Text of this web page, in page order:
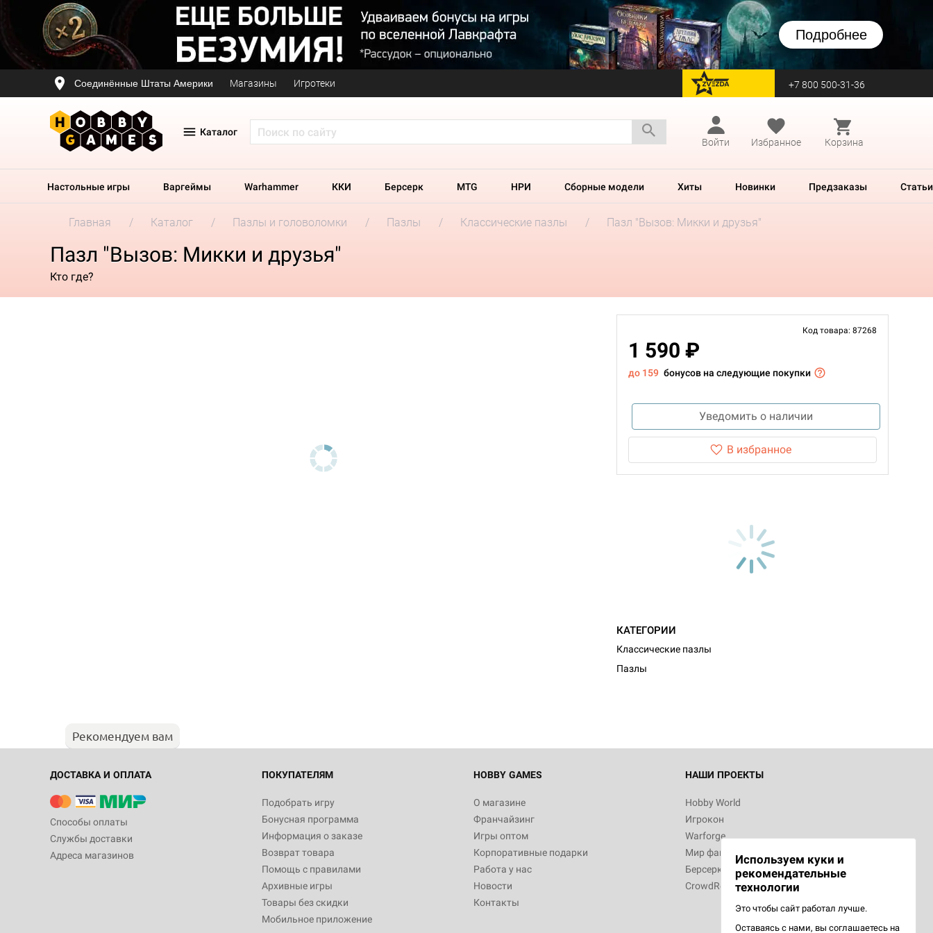
Подробнее
Соединённые Штаты Америки Магазины Игротеки перейти на Zvezda +7 800 500-31-36
Каталог
Войти
Избранное Корзина
Настольные игры Варгеймы Warhammer ККИ Берсерк MTG НРИ Сборные модели Хиты Новинки Предзаказы Статьи
Главная Каталог Пазлы и головоломки Пазлы Классические пазлы Пазл "Вызов: Микки и друзья"
Пазл "Вызов: Микки и друзья"
Кто где?
Код товара: 87268
1 590 ₽
до 159 бонусов на следующие покупки
Уведомить о наличии
В избранное
КАТЕГОРИИ
Классические пазлы
Пазлы
Рекомендуем вам
ДОСТАВКА И ОПЛАТА
Способы оплаты
Службы доставки
Адреса магазинов
ПОКУПАТЕЛЯМ
Подобрать игру
Бонусная программа
Информация о заказе
Возврат товара
Помощь с правилами
Архивные игры
Товары без скидки
Мобильное приложение
HOBBY GAMES
О магазине
Франчайзинг
Игры оптом
Корпоративные подарки
Работа у нас
Новости
Контакты
НАШИ ПРОЕКТЫ
Hobby World
Игрокон
Warforge
Мир фантастики
Берсерк
CrowdRepublic
Используем куки и
рекомендательные
технологии
Это чтобы сайт работал лучше.
Оставаясь с нами, вы соглашаетесь на